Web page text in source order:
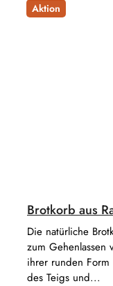
Aktion
Brotkorb aus
Die natürliche
zum Gehenlassen
ihrer runden
des Teigs und...